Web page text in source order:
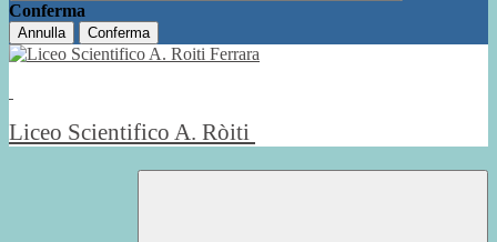
Conferma
Annulla Conferma
Liceo Scientifico A. Ròiti